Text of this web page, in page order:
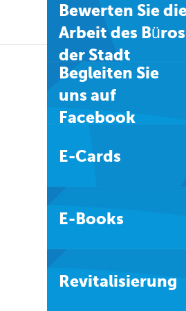
Bewerten Sie die
Arbeit des Büros
der Stadt
Begleiten Sie
uns auf
Facebook
E-Cards
E-Books
Revitalisierung